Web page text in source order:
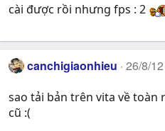
cài được rồi nhưng fps : 2
canchigiaonhieu 26/8/12
sao tải bản trên vita về toàn
cũ :(